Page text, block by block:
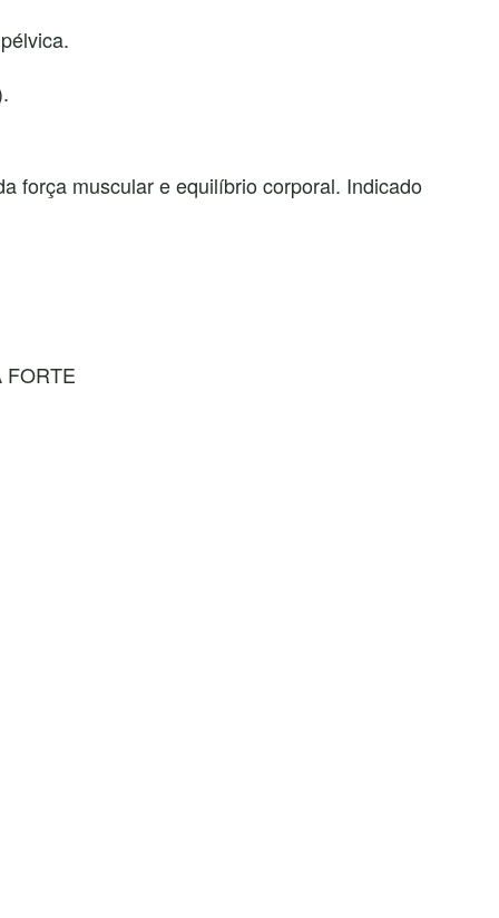
força muscular e equilíbrio corporal. Indicado
FORTE